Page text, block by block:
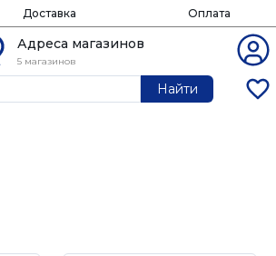
Доставка Оплата
Адреса магазинов
5 магазинов
Найти